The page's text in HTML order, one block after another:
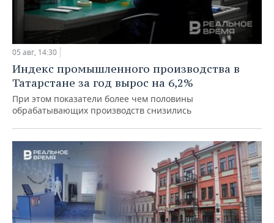
05 авг, 14:30
Индекс промышленного производства в
Татарстане за год вырос на 6,2%
При этом показатели более чем половины
обрабатывающих производств снизились